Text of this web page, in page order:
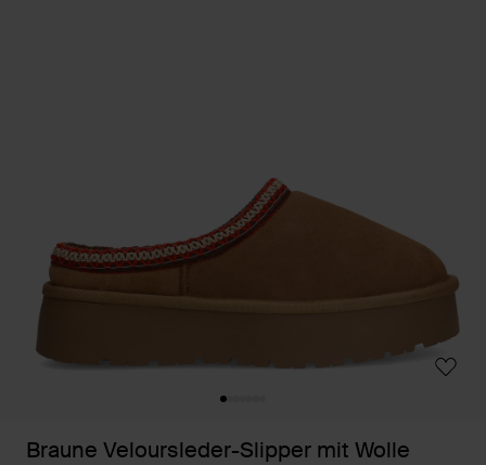
Braune Veloursleder-Slipper mit Wolle